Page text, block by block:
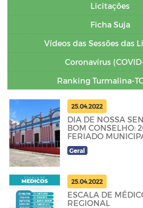
Licitações
Ficha Suja
Vídeos das Sessões das
Coronavírus
Ranking Turmalina-
25.04.2022
DIA DE NOSSA
BOM CONSELHO:
FERIADO
Geral
25.04.2022
ESCALA DE
REGIONAL